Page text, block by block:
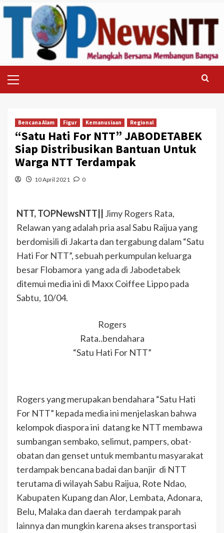
Skip
to
Menu
Bencana Alam Figur Kemanusiaan Regional
“Satu Hati For NTT” JABODETABEK
Siap Distribusikan Bantuan Untuk
Warga NTT Terdampak
10 April 2021 0
NTT, TOPNewsNTT|| Jimy Rogers Rata,
Relawan yang adalah pria asal Sabu Raijua yang
berdomisili di Jakarta dan tergabung dalam “Satu
Hati For NTT”, sebuah perkumpulan keluarga
besar Flobamora yang ada di Jabodetabek
ditemui media ini di Maxx Coiffee Lippo pada
Sabtu, 10/04.
Rogers
Rata..bendahara
“Satu Hati For NTT”
Rogers yang merupakan bendahara “Satu Hati
For NTT” kepada media ini menjelaskan bahwa
kelompok diaspora ini datang ke NTT membawa
sumbangan sembako, selimut, pampers, obat-
obatan dan genset untuk membantu masyarakat
terdampak bencana badai dan banjir di NTT
terutama di wilayah Sabu Raijua, Rote Ndao,
Kabupaten Kupang dan Alor, Lembata, Adonara,
Belu, Malaka dan daerah terdampak parah
lainnya dan mungkin karena akses transportasi